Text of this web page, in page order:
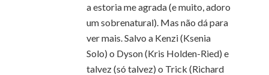
a estoria me agrada (e muito, adoro
um sobrenatural). Mas não dá para
ver mais. Salvo a Kenzi (Ksenia
Solo) o Dyson (Kris Holden-Ried) e
talvez (só talvez) o Trick (Richard